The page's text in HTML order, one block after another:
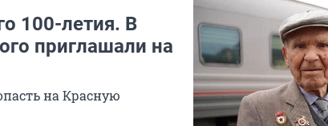
100-летия. В
приглашали на
на Красную